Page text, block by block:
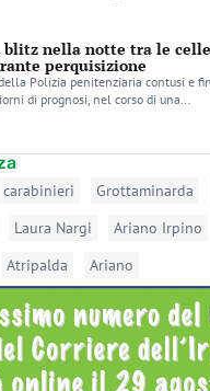
blitz nella notte tra le
perquisizione
Polizia penitenziaria contusi e
di prognosi, nel corso di una…
carabinieri Grottaminarda
Laura Nargi Ariano Irpino
Atripalda Ariano